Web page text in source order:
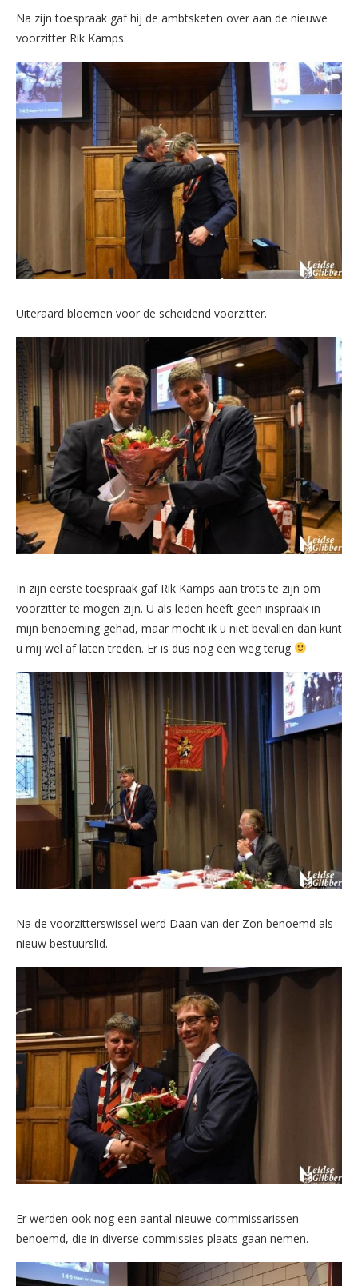
Na zijn toespraak gaf hij de ambtsketen over aan de nieuwe
voorzitter Rik Kamps.
Uiteraard bloemen voor de scheidend voorzitter.
In zijn eerste toespraak gaf Rik Kamps aan trots te zijn om
voorzitter te mogen zijn. U als leden heeft geen inspraak in
mijn benoeming gehad, maar mocht ik u niet bevallen dan kunt
u mij wel af laten treden. Er is dus nog een weg terug
Na de voorzitterswissel werd Daan van der Zon benoemd als
nieuw bestuurslid.
Er werden ook nog een aantal nieuwe commissarissen
benoemd, die in diverse commissies plaats gaan nemen.